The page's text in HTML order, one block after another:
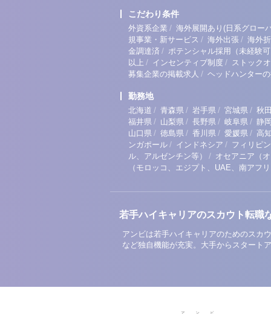
こだわり条件
外資系企業 / 海外展開あり(日系グロー
規事業・新サービス / 海外出張 / 海外
金調達済 / ポテンシャル採用（未経験
以上 / インセンティブ制度 / ストック
募集企業の掲載求人 / ヘッドハンター
勤務地
北海道 / 青森県 / 岩手県 / 宮城県 / 秋
福井県 / 山梨県 / 長野県 / 岐阜県 / 静
山口県 / 徳島県 / 香川県 / 愛媛県 / 高
ンガポール / インドネシア / フィリピン
ル、アルゼンチン等）
/ オセアニア（
（モロッコ、エジプト、UAE、南アフ
若手ハイキャリアのスカウト転職
アンビは若手ハイキャリアのためのスカ
など独自機能が充実。大手からスタート